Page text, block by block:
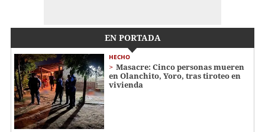
EN PORTADA
HECHO
Masacre: Cinco personas mueren
en Olanchito, Yoro, tras tiroteo en
vivienda